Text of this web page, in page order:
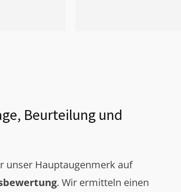
Beurteilung und
unser Hauptaugenmerk auf
. Wir ermitteln einen